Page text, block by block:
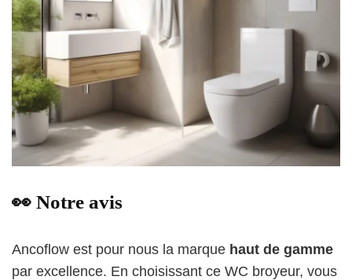
👀 Notre avis
Ancoflow est pour nous la marque haut de gamme
par excellence. En choisissant ce WC broyeur, vous